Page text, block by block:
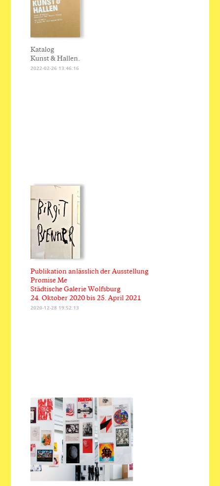
Katalog
Kunst & Hallen.
2022-02-26 13:46:16
Publikation anlässlich der Ausstellung
Promise Me
Städtische Galerie Wolfsburg
24. Oktober 2020 bis 25. April 2021
2020-12-28 19:52:13